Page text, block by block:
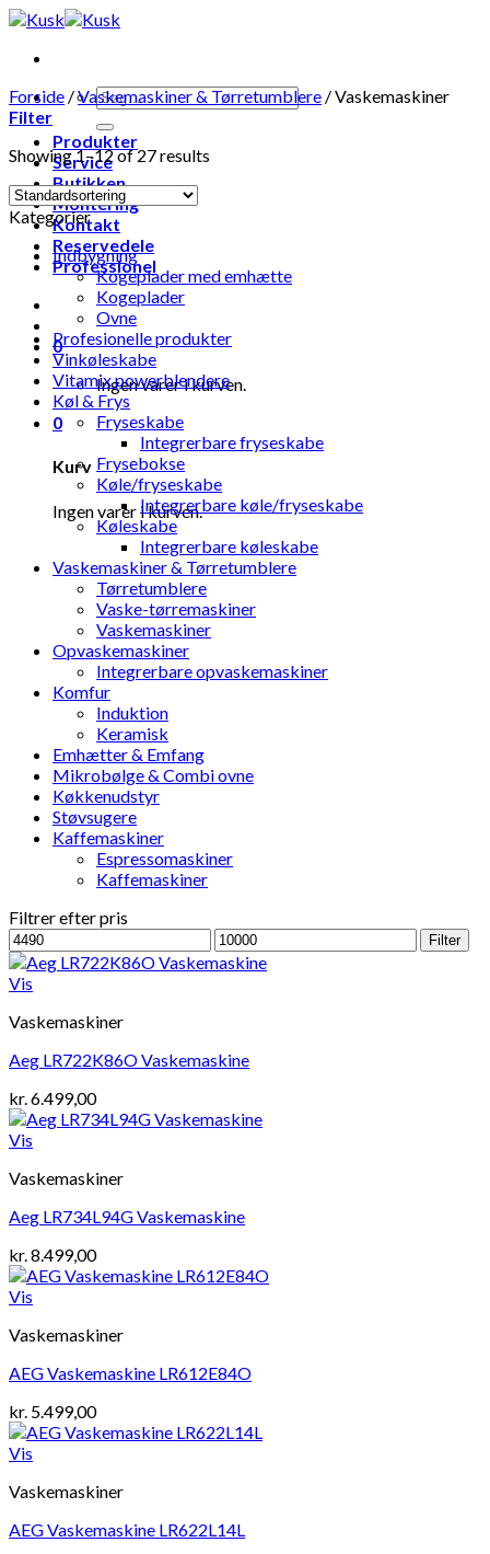
Skip
content
Produkter
Service
Butikken
Montering
Kontakt
Reservedele
Professionel
0
Ingen varer i kurven.
0
Kurv
Ingen varer i kurven.
Forside /Vaskemaskiner & Tørretumblere /Vaskemaskiner
Filter
Showing 1–12 of 27 results
Kategorier
Indbygning
Kogeplader med emhætte
Kogeplader
Ovne
Profesionelle produkter
Vinkøleskabe
Vitamix powerblendere
Køl & Frys
Fryseskabe
Integrerbare fryseskabe
Frysebokse
Køle/fryseskabe
Integrerbare køle/fryseskabe
Køleskabe
Integrerbare køleskabe
Vaskemaskiner & Tørretumblere
Tørretumblere
Vaske-tørremaskiner
Vaskemaskiner
Opvaskemaskiner
Integrerbare opvaskemaskiner
Komfur
Induktion
Keramisk
Emhætter & Emfang
Mikrobølge & Combi ovne
Køkkenudstyr
Støvsugere
Kaffemaskiner
Espressomaskiner
Kaffemaskiner
Filtrer efter pris
Mindste
pris
Højeste
pris
Filter
Vis
Vaskemaskiner
Aeg LR722K86O Vaskemaskine
kr.6.499,00
Vis
Vaskemaskiner
Aeg LR734L94G Vaskemaskine
kr.8.499,00
Vis
Vaskemaskiner
AEG Vaskemaskine LR612E84O
kr. 5.499,00
Vis
Vaskemaskiner
AEG Vaskemaskine LR622L14L